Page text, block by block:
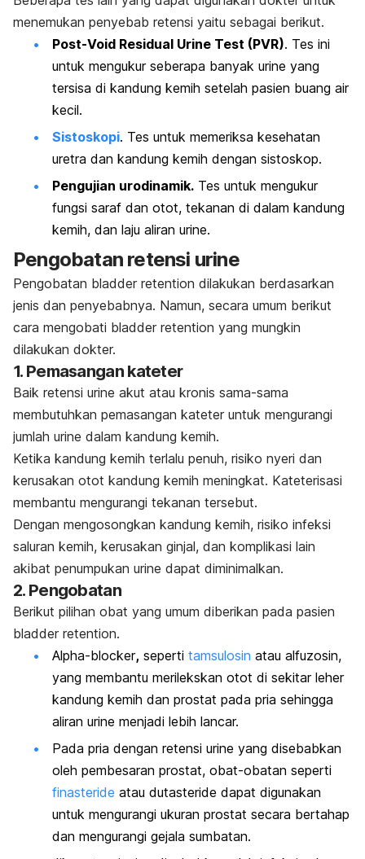
menemukan penyebab retensi yaitu sebagai berikut.
Post-Void Residual Urine Test (PVR). Tes ini
untuk mengukur seberapa banyak urine yang
tersisa di kandung kemih setelah pasien buang air
kecil.
Sistoskopi. Tes untuk memeriksa kesehatan
uretra dan kandung kemih dengan sistoskop.
Pengujian urodinamik. Tes untuk mengukur
fungsi saraf dan otot, tekanan di dalam kandung
kemih, dan laju aliran urine.
Pengobatan retensi urine
Pengobatan bladder retention dilakukan berdasarkan
jenis dan penyebabnya. Namun, secara umum berikut
cara mengobati bladder retention yang mungkin
dilakukan dokter.
1. Pemasangan kateter
Baik retensi urine akut atau kronis sama-sama
membutuhkan pemasangan kateter untuk mengurangi
jumlah urine dalam kandung kemih.
Ketika kandung kemih terlalu penuh, risiko nyeri dan
kerusakan otot kandung kemih meningkat. Kateterisasi
membantu mengurangi tekanan tersebut.
Dengan mengosongkan kandung kemih, risiko infeksi
saluran kemih, kerusakan ginjal, dan komplikasi lain
akibat penumpukan urine dapat diminimalkan.
2. Pengobatan
Berikut pilihan obat yang umum diberikan pada pasien
bladder retention.
Alpha-blocker, seperti tamsulosin atau alfuzosin,
yang membantu merilekskan otot di sekitar leher
kandung kemih dan prostat pada pria sehingga
aliran urine menjadi lebih lancar.
Pada pria dengan retensi urine yang disebabkan
oleh pembesaran prostat, obat-obatan seperti
finasteride atau dutasteride dapat digunakan
untuk mengurangi ukuran prostat secara bertahap
dan mengurangi gejala sumbatan.